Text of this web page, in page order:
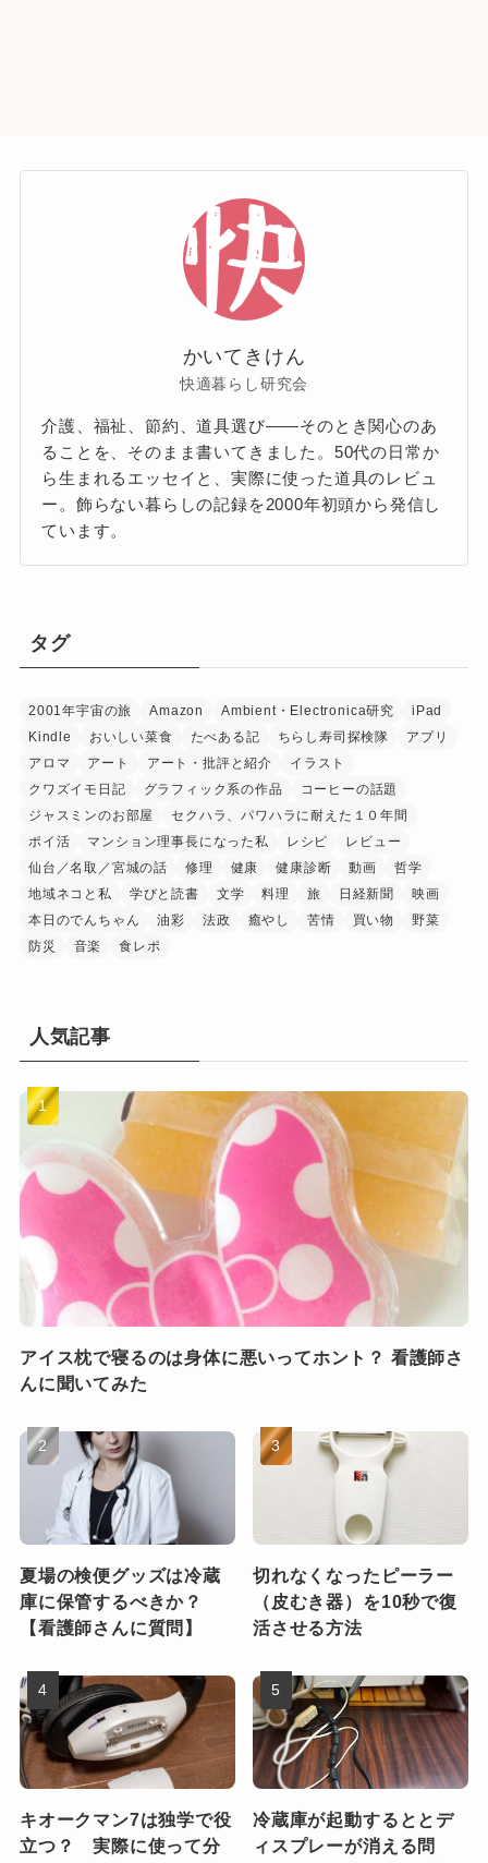
かいてきけん
快適暮らし研究会
介護、福祉、節約、道具選び——そのとき関心のあ
ることを、そのまま書いてきました。50代の日常か
ら生まれるエッセイと、実際に使った道具のレビュ
ー。飾らない暮らしの記録を2000年初頭から発信し
ています。
タグ
2001年宇宙の旅 Amazon Ambient・Electronica研究
iPad
Kindle
おいしい菜食 たべある記 ちらし寿司探検隊
アプリ
アロマ
アート アート・批評と紹介
イラスト
クワズイモ日記
グラフィック系の作品
コーヒーの話題
ジャスミンのお部屋
セクハラ、パワハラに耐えた１０年間
ポイ活
マンション理事長になった私 レシピ
レビュー
仙台／名取／宮城の話
修理 健康 健康診断 動画
哲学
地域ネコと私
学びと読書 文学 料理 旅 日経新聞
映画
本日のでんちゃん
油彩 法政 癒やし 苦情 買い物
野菜
防災
音楽 食レポ
人気記事
アイス枕で寝るのは身体に悪いってホント？ 看護師さ
んに聞いてみた
夏場の検便グッズは冷蔵
庫に保管するべきか？
【看護師さんに質問】
切れなくなったピーラー
（皮むき器）を10秒で復
活させる方法
キオークマン7は独学で役
立つ？ 実際に使って分
冷蔵庫が起動するととデ
ィスプレーが消える問